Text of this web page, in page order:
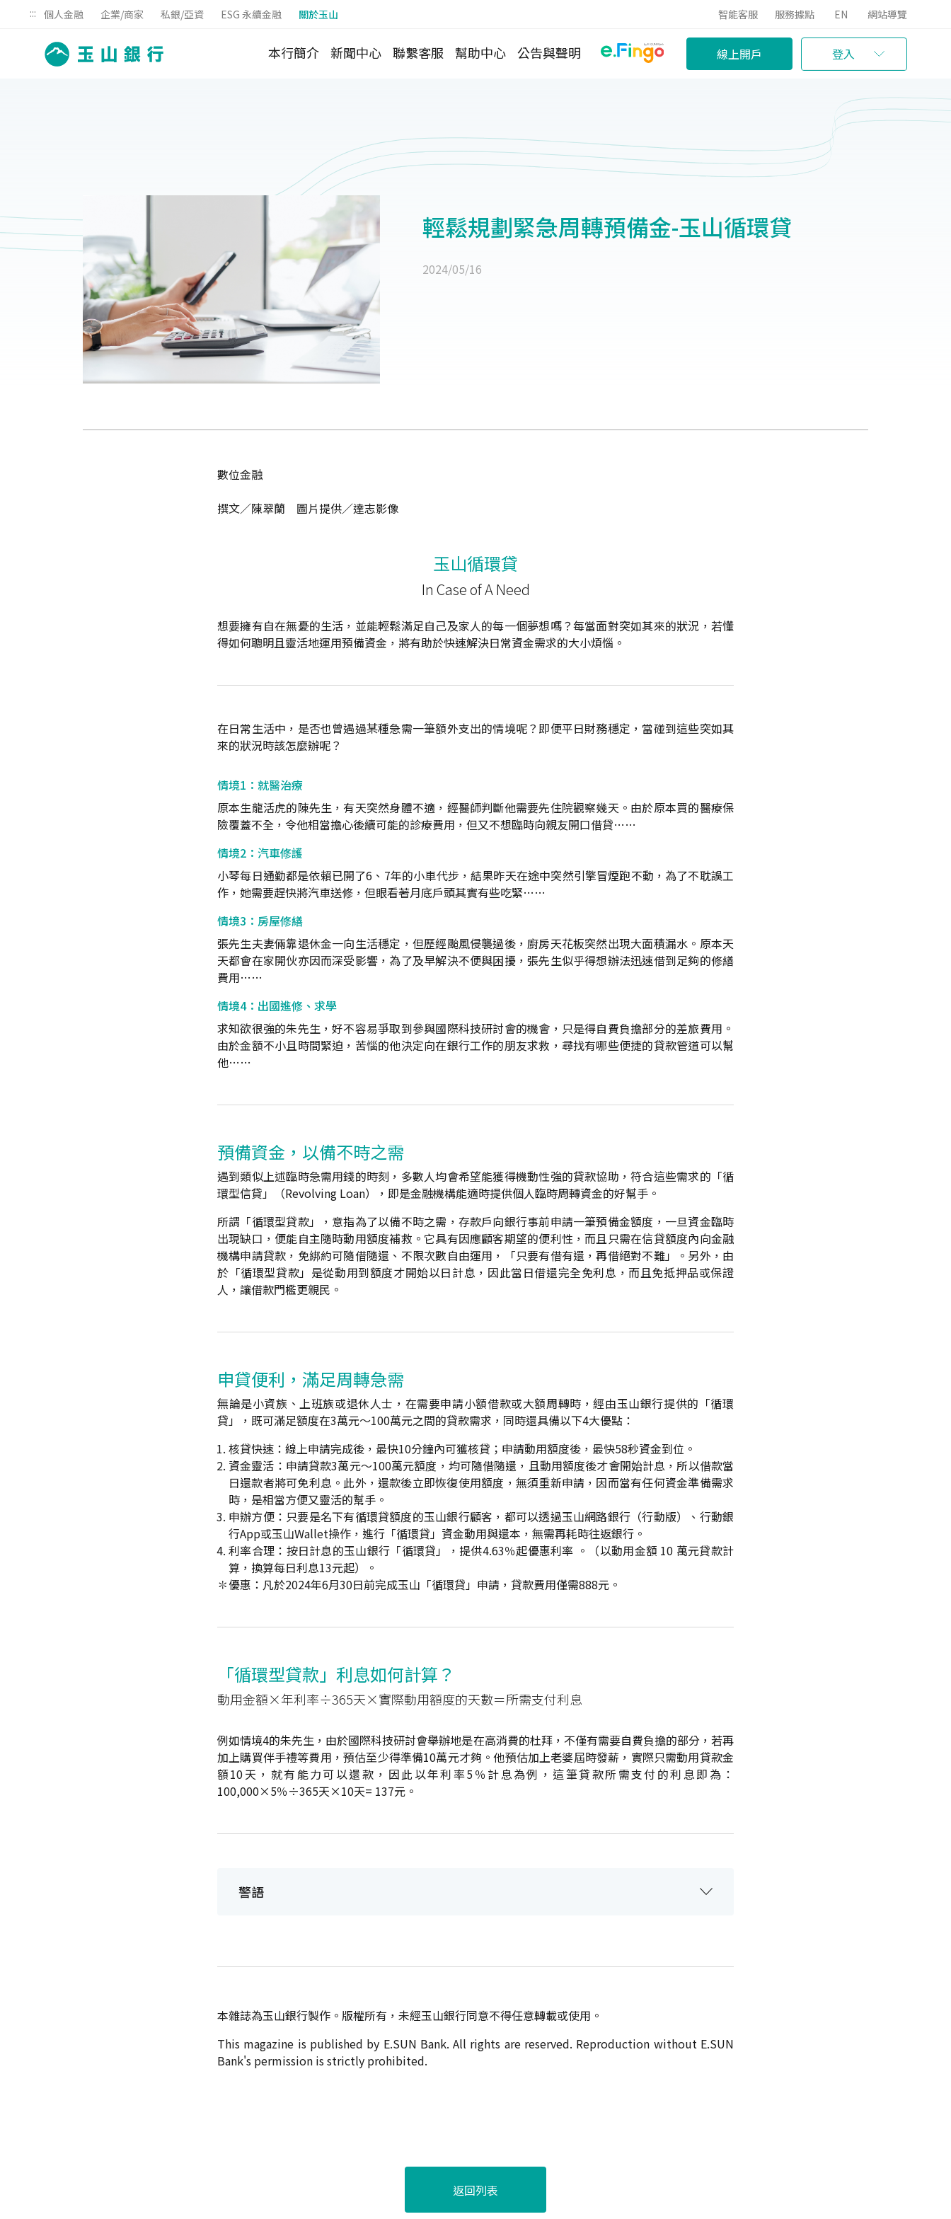
::: 個人金融 企業/商家 私銀/亞資 ESG 永續金融 關於玉山 智能客服 服務據點 EN 網站導覽
本行簡介 新聞中心 聯繫客服 幫助中心 公告與聲明 線上開戶 登入
輕鬆規劃緊急周轉預備金-玉山循環貸
2024/05/16
數位金融
撰文／陳翠蘭 圖片提供／達志影像
玉山循環貸
In Case of A Need
想要擁有自在無憂的生活，並能輕鬆滿足自己及家人的每一個夢想嗎？每當面對突如其來的狀況，若懂
得如何聰明且靈活地運用預備資金，將有助於快速解決日常資金需求的大小煩惱。
在日常生活中，是否也曾遇過某種急需一筆額外支出的情境呢？即便平日財務穩定，當碰到這些突如其
來的狀況時該怎麼辦呢？
情境1：就醫治療
原本生龍活虎的陳先生，有天突然身體不適，經醫師判斷他需要先住院觀察幾天。由於原本買的醫療保
險覆蓋不全，令他相當擔心後續可能的診療費用，但又不想臨時向親友開口借貸……
情境2：汽車修護
小琴每日通勤都是依賴已開了6、7年的小車代步，結果昨天在途中突然引擎冒煙跑不動，為了不耽誤工
作，她需要趕快將汽車送修，但眼看著月底戶頭其實有些吃緊……
情境3：房屋修繕
張先生夫妻倆靠退休金一向生活穩定，但歷經颱風侵襲過後，廚房天花板突然出現大面積漏水。原本天
天都會在家開伙亦因而深受影響，為了及早解決不便與困擾，張先生似乎得想辦法迅速借到足夠的修繕
費用……
情境4：出國進修、求學
求知欲很強的朱先生，好不容易爭取到參與國際科技研討會的機會，只是得自費負擔部分的差旅費用。
由於金額不小且時間緊迫，苦惱的他決定向在銀行工作的朋友求救，尋找有哪些便捷的貸款管道可以幫
他……
預備資金，以備不時之需
遇到類似上述臨時急需用錢的時刻，多數人均會希望能獲得機動性強的貸款協助，符合這些需求的「循
環型信貸」（Revolving Loan），即是金融機構能適時提供個人臨時周轉資金的好幫手。
所謂「循環型貸款」，意指為了以備不時之需，存款戶向銀行事前申請一筆預備金額度，一旦資金臨時
出現缺口，便能自主隨時動用額度補救。它具有因應顧客期望的便利性，而且只需在信貸額度內向金融
機構申請貸款，免綁約可隨借隨還、不限次數自由運用，「只要有借有還，再借絕對不難」。另外，由
於「循環型貸款」是從動用到額度才開始以日計息，因此當日借還完全免利息，而且免抵押品或保證
人，讓借款門檻更親民。
申貸便利，滿足周轉急需
無論是小資族、上班族或退休人士，在需要申請小額借款或大額周轉時，經由玉山銀行提供的「循環
貸」，既可滿足額度在3萬元～100萬元之間的貸款需求，同時還具備以下4大優點：
核貸快速：線上申請完成後，最快10分鐘內可獲核貸；申請動用額度後，最快58秒資金到位。
資金靈活：申請貸款3萬元～100萬元額度，均可隨借隨還，且動用額度後才會開始計息，所以借款當
日還款者將可免利息。此外，還款後立即恢復使用額度，無須重新申請，因而當有任何資金準備需求
時，是相當方便又靈活的幫手。
申辦方便：只要是名下有循環貸額度的玉山銀行顧客，都可以透過玉山網路銀行（行動版）、行動銀
行App或玉山Wallet操作，進行「循環貸」資金動用與還本，無需再耗時往返銀行。
利率合理：按日計息的玉山銀行「循環貸」，提供4.63％起優惠利率 。（以動用金額 10 萬元貸款計
算，換算每日利息13元起）。
✽優惠：凡於2024年6月30日前完成玉山「循環貸」申請，貸款費用僅需888元。
「循環型貸款」利息如何計算？
動用金額×年利率÷365天×實際動用額度的天數＝所需支付利息
例如情境4的朱先生，由於國際科技研討會舉辦地是在高消費的杜拜，不僅有需要自費負擔的部分，若再
加上購買伴手禮等費用，預估至少得準備10萬元才夠。他預估加上老婆屆時發薪，實際只需動用貸款金
額10天，就有能力可以還款，因此以年利率5％計息為例，這筆貸款所需支付的利息即為：
100,000×5％÷365天×10天= 137元。
警語
本雜誌為玉山銀行製作。版權所有，未經玉山銀行同意不得任意轉載或使用。
This magazine is published by E.SUN Bank. All rights are reserved. Reproduction without E.SUN
Bank's permission is strictly prohibited.
返回列表